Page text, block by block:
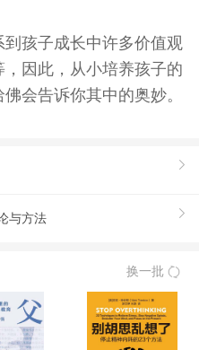
孩子成长中许多价值观
因此，从小培养孩子的
会告诉你其中的奥妙。
与方法
换一批